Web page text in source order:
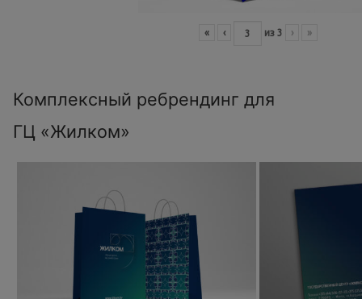
« ‹ из 3 › »
Комплексный ребрендинг для
ГЦ «Жилком»